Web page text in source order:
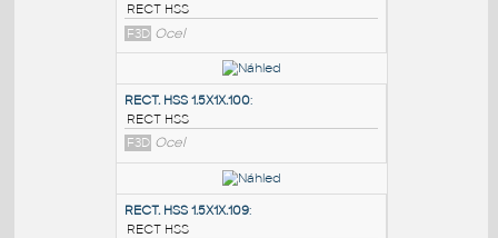
PODOBNÉ BLOKY:
RECT. HSS 2X1X.100:
F3D Ocel